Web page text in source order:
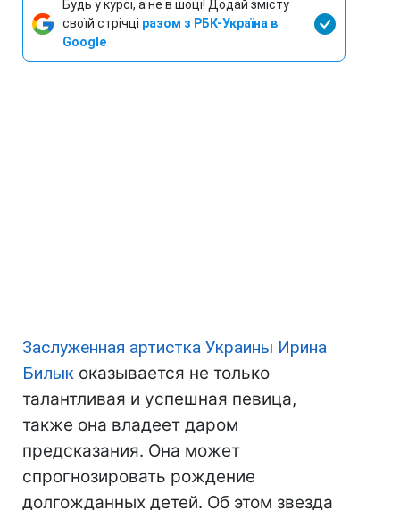
Будь у курсі, а не в шоці! Додай змісту
своїй стрічці разом з РБК-Україна в
Google
Заслуженная артистка Украины Ирина
Билык оказывается не только
талантливая и успешная певица,
также она владеет даром
предсказания. Она может
спрогнозировать рождение
долгожданных детей. Об этом звезда